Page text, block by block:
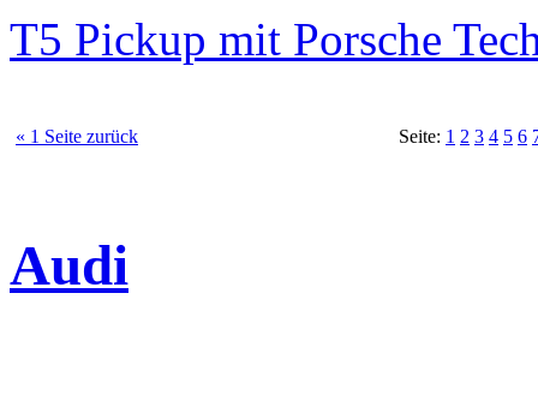
T5 Pickup mit Porsche
« 1 Seite zurück Seite: 1 2 3 4 5 6
Audi